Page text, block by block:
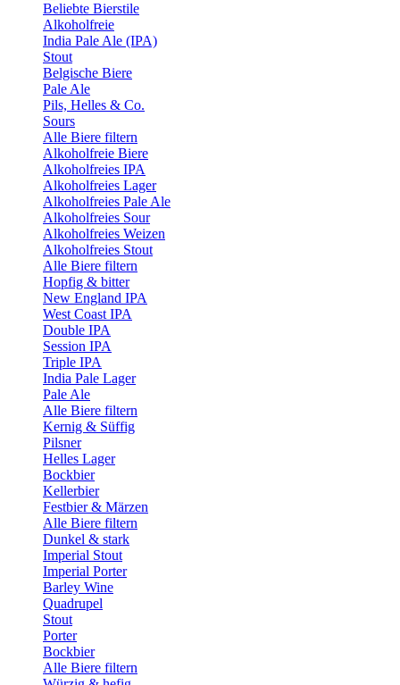
Beliebte Bierstile
Alkoholfreie
India Pale Ale (IPA)
Stout
Belgische Biere
Pale Ale
Pils, Helles & Co.
Sours
Alle Biere filtern
Alkoholfreie Biere
Alkoholfreies IPA
Alkoholfreies Lager
Alkoholfreies Pale Ale
Alkoholfreies Sour
Alkoholfreies Weizen
Alkoholfreies Stout
Alle Biere filtern
Hopfig & bitter
New England IPA
West Coast IPA
Double IPA
Session IPA
Triple IPA
India Pale Lager
Pale Ale
Alle Biere filtern
Kernig & Süffig
Pilsner
Helles Lager
Bockbier
Kellerbier
Festbier & Märzen
Alle Biere filtern
Dunkel & stark
Imperial Stout
Imperial Porter
Barley Wine
Quadrupel
Stout
Porter
Bockbier
Alle Biere filtern